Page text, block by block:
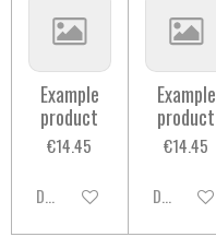
Example
product
€14.45
Disabled
Example
product
€14.45
Disabled